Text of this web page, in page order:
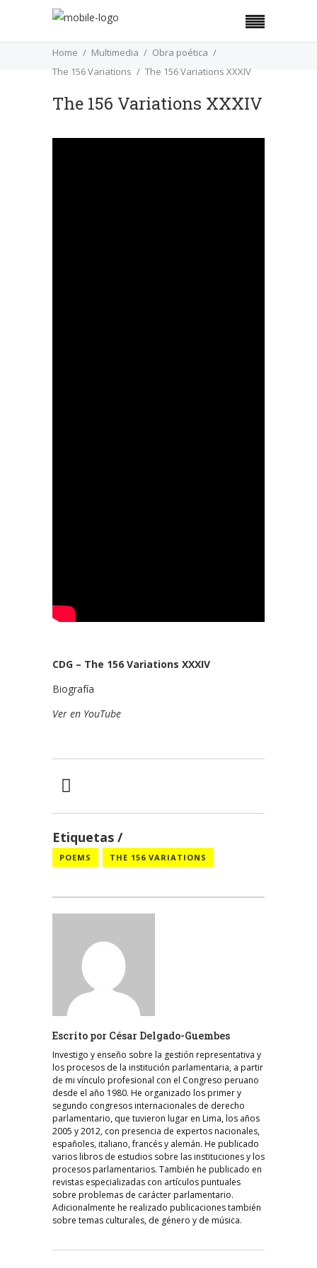
Home Multimedia
Obra poética
The 156 Variations
The 156 Variations XXXIV
The 156 Variations XXXIV
CDG – The 156 Variations XXXIV
Biografía
Ver en YouTube
Etiquetas
POEMS THE 156 VARIATIONS
Escrito por César Delgado-Guembes
Investigo y enseño sobre la gestión representativa y
los procesos de la institución parlamentaria, a partir
de mi vínculo profesional con el Congreso peruano
desde el año 1980. He organizado los primer y
segundo congresos internacionales de derecho
parlamentario, que tuvieron lugar en Lima, los años
2005 y 2012, con presencia de expertos nacionales,
españoles, italiano, francés y alemán. He publicado
varios libros de estudios sobre las instituciones y los
procesos parlamentarios. También he publicado en
revistas especializadas con artículos puntuales
sobre problemas de carácter parlamentario.
Adicionalmente he realizado publicaciones también
sobre temas culturales, de género y de música.